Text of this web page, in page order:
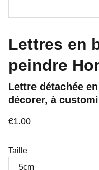
Lettres en
peindre
Lettre détachée
décorer, à
€1.00
Taille